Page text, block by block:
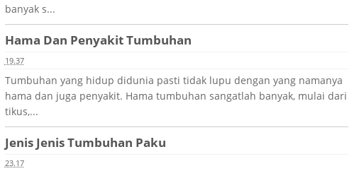
banyak s...
Hama Dan Penyakit Tumbuhan
19.37
Tumbuhan yang hidup didunia pasti tidak lupu dengan yang namanya
hama dan juga penyakit. Hama tumbuhan sangatlah banyak, mulai dari
tikus,...
Jenis Jenis Tumbuhan Paku
23.17